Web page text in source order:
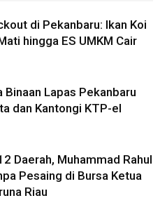
di Pekanbaru: Ikan Koi
hingga ES UMKM Cair
Binaan Lapas Pekanbaru
dan Kantongi KTP-el
Daerah, Muhammad Rahul
Pesaing di Bursa Ketua
Riau